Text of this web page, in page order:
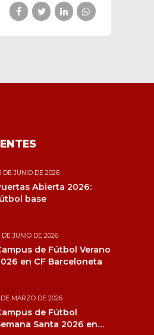
DE JUNIO DE 2026
Abierta 2026:
base
DE JUNIO DE 2026
de Fútbol Verano
en CF Barceloneta
MARZO DE 2026
de Fútbol
Santa 2026 en